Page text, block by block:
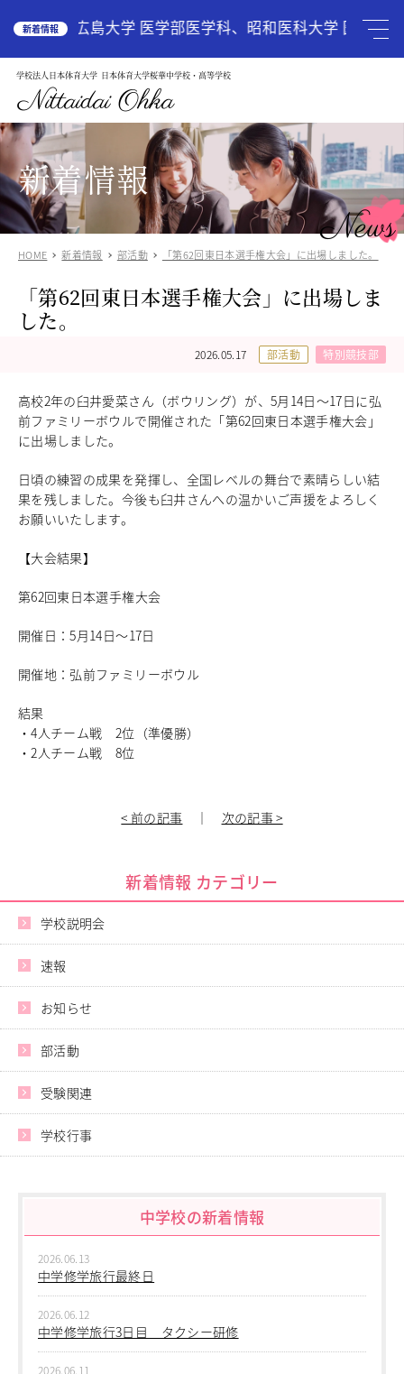
新着情報 広島大学 医学部医学科、昭和医科大学 医学部
学校法人日本体育大学 日本体育大学桜華中学校・高等学校
Nittaidai Ohka
HOME
学校案内
教育理念
ご挨拶
グランドデザイン
施設紹介
学校紹介動画
アクセス
受験生の方へ Admission
中学入試関連
高校入試関係
説明会・オープンスクール
中国語圏の生徒様で入学に興味のある方
中学校 Junior High School
中学校教育
独自の教育
国際理解教育
ICT教育
進路サポート
制服紹介
高等学校
コース紹介
総合進学コース
高等学校教育
校内塾
ダンスパフォーマンス専攻
スクールライフ
学校説明会・オープンスクール
桜華生の一日
年間行事
部活動
練習風景
制服紹介
デジタルリーフレット／パンフレット
進路・進学 Career Guidance
進学指導イベント（キャリアイベント）
卒業生の声
その他 Others
在校生の方
新型コロナウイルス感染症罹患証明書
インフルエンザ罹患証明書
新着情報
News
HOME 新着情報 部活動 「第62回東日本選手権大会」に出場しました。
「第62回東日本選手権大会」に出場しま
した。
2026.05.17 部活動 特別競技部
高校2年の臼井愛菜さん（ボウリング）が、5月14日～17日に弘
前ファミリーボウルで開催された「第62回東日本選手権大会」
に出場しました。
日頃の練習の成果を発揮し、全国レベルの舞台で素晴らしい結
果を残しました。今後も臼井さんへの温かいご声援をよろしく
お願いいたします。
【大会結果】
第62回東日本選手権大会
開催日：5月14日～17日
開催地：弘前ファミリーボウル
結果
・4人チーム戦 2位（準優勝）
・2人チーム戦 8位
< 前の記事 ｜ 次の記事 >
新着情報 カテゴリー
学校説明会
速報
お知らせ
部活動
受験関連
学校行事
中学校の新着情報
2026.06.13
中学修学旅行最終日
2026.06.12
中学修学旅行3日目 タクシー研修
2026.06.11